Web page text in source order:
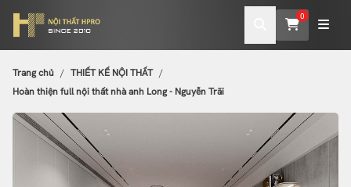
0
Trang chủ
THIẾT KẾ NỘI THẤT
Hoàn thiện full nội thất nhà anh Long - Nguyễn Trãi